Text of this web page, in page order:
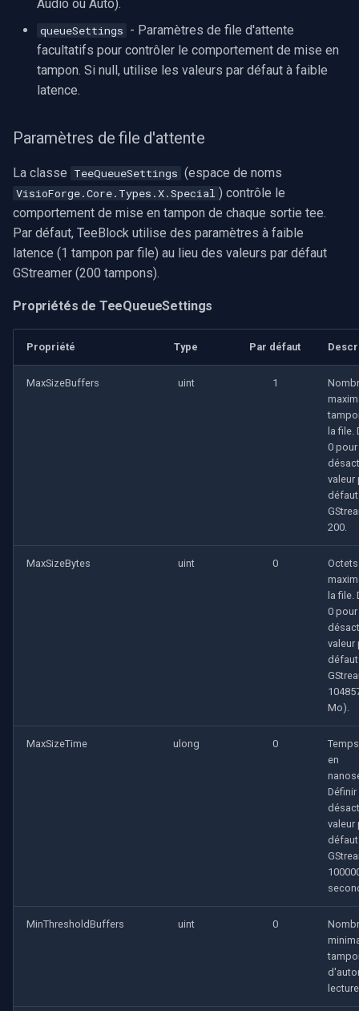
Audio ou Auto).
queueSettings - Paramètres de file d'attente
facultatifs pour contrôler le comportement de mise en
tampon. Si null, utilise les valeurs par défaut à faible
latence.
Paramètres de file d'attente
La classe TeeQueueSettings (espace de noms
VisioForge.Core.Types.X.Special ) contrôle le
comportement de mise en tampon de chaque sortie tee.
Par défaut, TeeBlock utilise des paramètres à faible
latence (1 tampon par file) au lieu des valeurs par défaut
GStreamer (200 tampons).
Propriétés de TeeQueueSettings
Propriété Type Par défaut
MaxSizeBuffers uint 1
la file.
0 pour
valeur
défaut
200.
MaxSizeBytes uint 0
Octets
la file.
0 pour
valeur
défaut
Mo).
MaxSizeTime ulong 0
en
valeur
défaut
MinThresholdBuffers uint 0